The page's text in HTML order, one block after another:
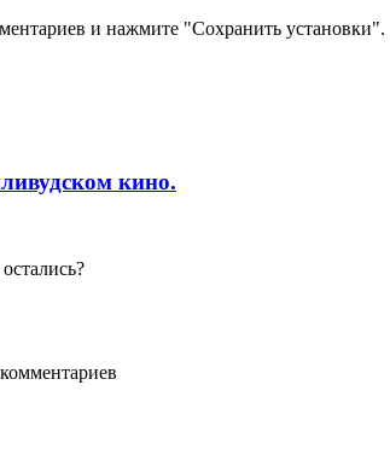
и нажмите "Сохранить установки".
кино.